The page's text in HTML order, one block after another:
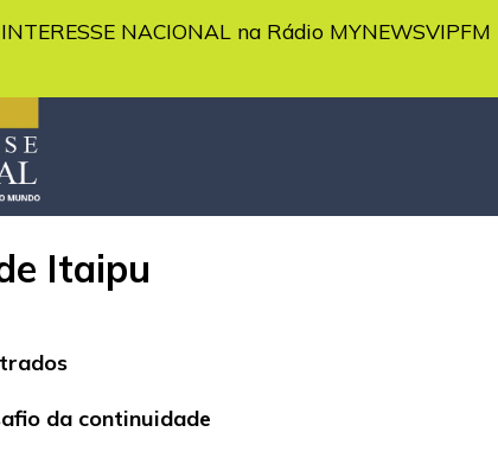
NACIONAL na Rádio
Itaipu
da continuidade